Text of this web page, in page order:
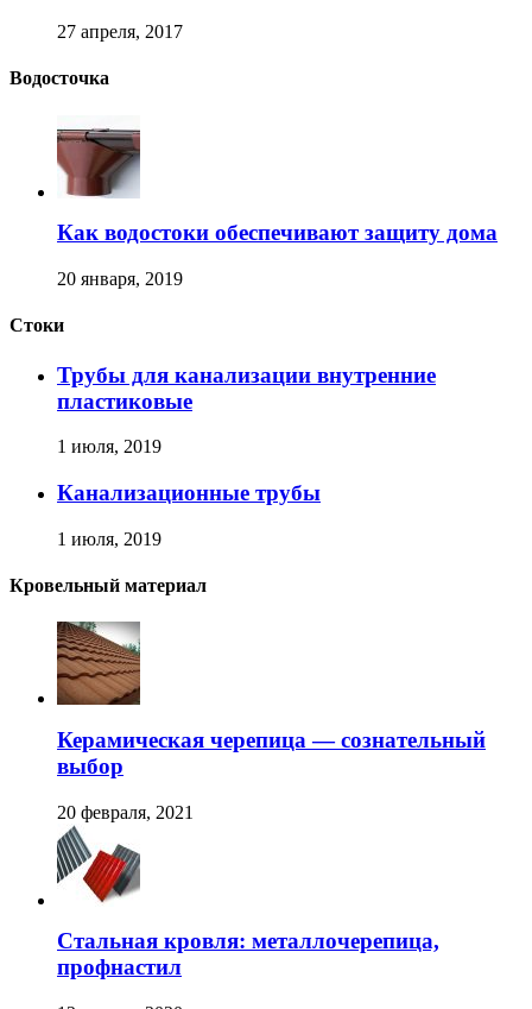
27 апреля, 2017
Водосточка
Как водостоки обеспечивают защиту дома
20 января, 2019
Стоки
Трубы для канализации внутренние
пластиковые
1 июля, 2019
Канализационные трубы
1 июля, 2019
Кровельный материал
Керамическая черепица — сознательный
выбор
20 февраля, 2021
Стальная кровля: металлочерепица,
профнастил